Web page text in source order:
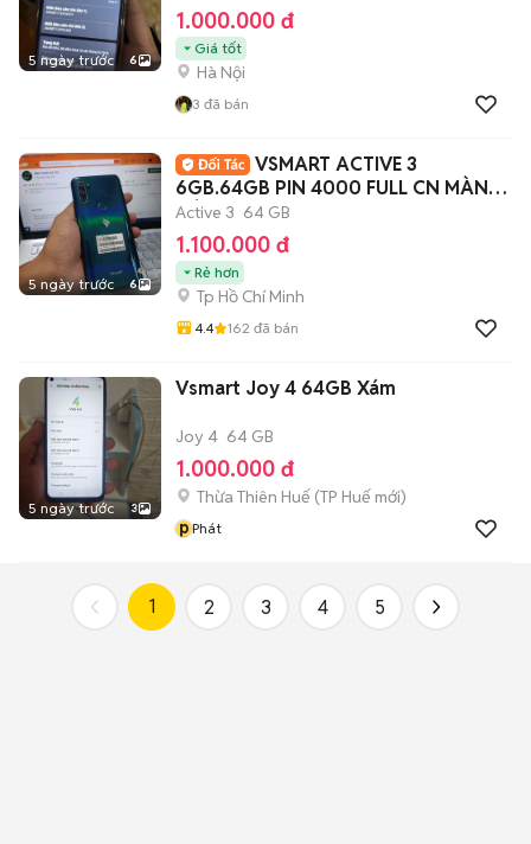
5 ngày trước 6
1.000.000 đ
Giá tốt
Hà Nội
3 đã bán
5 ngày trước 6
VSMART ACTIVE 3
6GB.64GB PIN 4000 FULL CN MÀN
NÉT
Active 3 64 GB
1.100.000 đ
Rẻ hơn
Tp Hồ Chí Minh
4.4 162 đã bán
5 ngày trước 3
Vsmart Joy 4 64GB Xám
Joy 4 64 GB
1.000.000 đ
Thừa Thiên Huế (TP Huế mới)
pPhát
1 2 3 4 5